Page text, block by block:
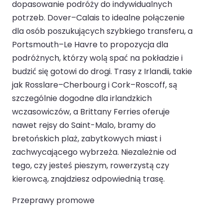
dopasowanie podróży do indywidualnych
potrzeb. Dover–Calais to idealne połączenie
dla osób poszukujących szybkiego transferu, a
Portsmouth–Le Havre to propozycja dla
podróżnych, którzy wolą spać na pokładzie i
budzić się gotowi do drogi. Trasy z Irlandii, takie
jak Rosslare–Cherbourg i Cork–Roscoff, są
szczególnie dogodne dla irlandzkich
wczasowiczów, a Brittany Ferries oferuje
nawet rejsy do Saint-Malo, bramy do
bretońskich plaż, zabytkowych miast i
zachwycającego wybrzeża. Niezależnie od
tego, czy jesteś pieszym, rowerzystą czy
kierowcą, znajdziesz odpowiednią trasę.
Przeprawy promowe